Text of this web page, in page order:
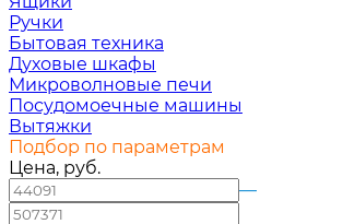
Ручки
Бытовая техника
Духовые шкафы
Микроволновые печи
Посудомоечные машины
Вытяжки
Подбор по параметрам
Цена, руб.
—